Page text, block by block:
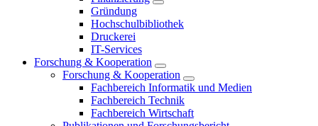
Gründung
Hochschulbibliothek
Druckerei
IT-Services
Forschung & Kooperation
Forschung & Kooperation
Fachbereich Informatik und Medien
Fachbereich Technik
Fachbereich Wirtschaft